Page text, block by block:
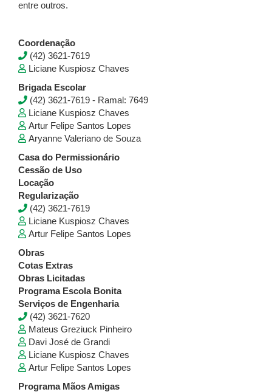
entre outros.
Coordenação
(42) 3621-7619
Liciane Kuspiosz Chaves
Brigada Escolar
(42) 3621-7619 - Ramal: 7649
Liciane Kuspiosz Chaves
Artur Felipe Santos Lopes
Aryanne Valeriano de Souza
Casa do Permissionário
Cessão de Uso
Locação
Regularização
(42) 3621-7619
Liciane Kuspiosz Chaves
Artur Felipe Santos Lopes
Obras
Cotas Extras
​​​​​​Obras Licitadas
Programa Escola Bonita
Serviços de Engenharia
(42) 3621-7620
Mateus Greziuck Pinheiro
Davi José de Grandi
Liciane Kuspiosz Chaves
Artur Felipe Santos Lopes
Programa Mãos Amigas